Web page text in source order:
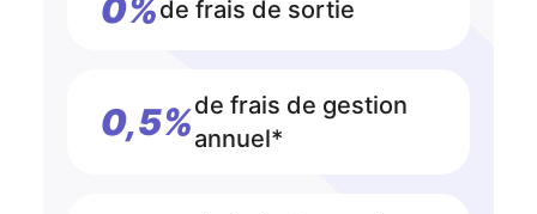
0%de frais de sortie
0,5%de frais de gestion
annuel*